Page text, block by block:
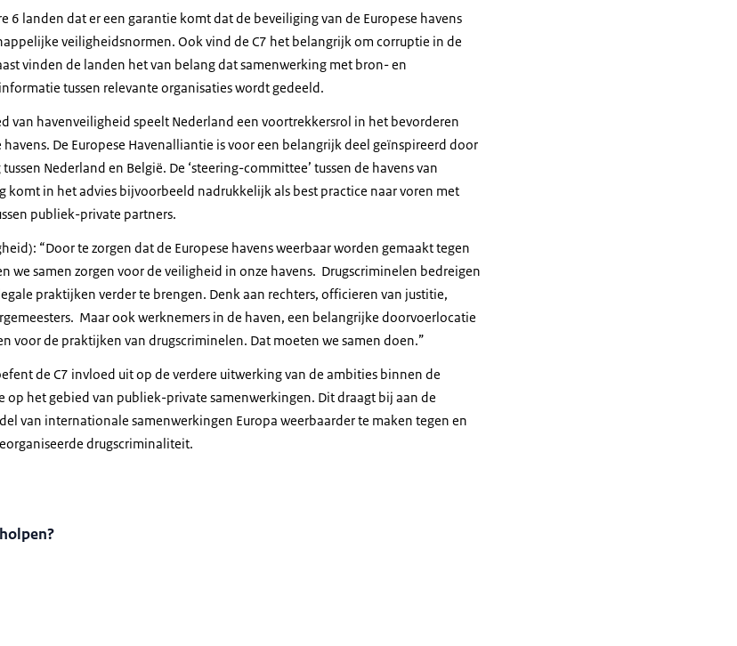
6 landen dat er een garantie komt dat de beveiliging van de Europese havens
veiligheidsnormen. Ook vind de C7 het belangrijk om corruptie in de
vinden de landen het van belang dat samenwerking met bron- en
tussen relevante organisaties wordt gedeeld.
van havenveiligheid speelt Nederland een voortrekkersrol in het bevorderen
De Europese Havenalliantie is voor een belangrijk deel geïnspireerd door
Nederland en België. De ‘steering-committee’ tussen de havens van
komt in het advies bijvoorbeeld nadrukkelijk als best practice naar voren met
publiek-private partners.
“Door te zorgen dat de Europese havens weerbaar worden gemaakt tegen
we samen zorgen voor de veiligheid in onze havens. Drugscriminelen bedreigen
praktijken verder te brengen. Denk aan rechters, officieren van justitie,
Maar ook werknemers in de haven, een belangrijke doorvoerlocatie
voor de praktijken van drugscriminelen. Dat moeten we samen doen.”
de C7 invloed uit op de verdere uitwerking van de ambities binnen de
op het gebied van publiek-private samenwerkingen. Dit draagt bij aan de
van internationale samenwerkingen Europa weerbaarder te maken tegen en
drugscriminaliteit.